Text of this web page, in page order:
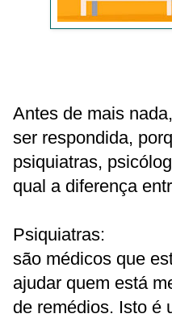
Antes de mais
ser respondida,
psiquiatras,
qual a diferença
Psiquiatras:
são médicos que
ajudar quem está
de remédios. Isto é